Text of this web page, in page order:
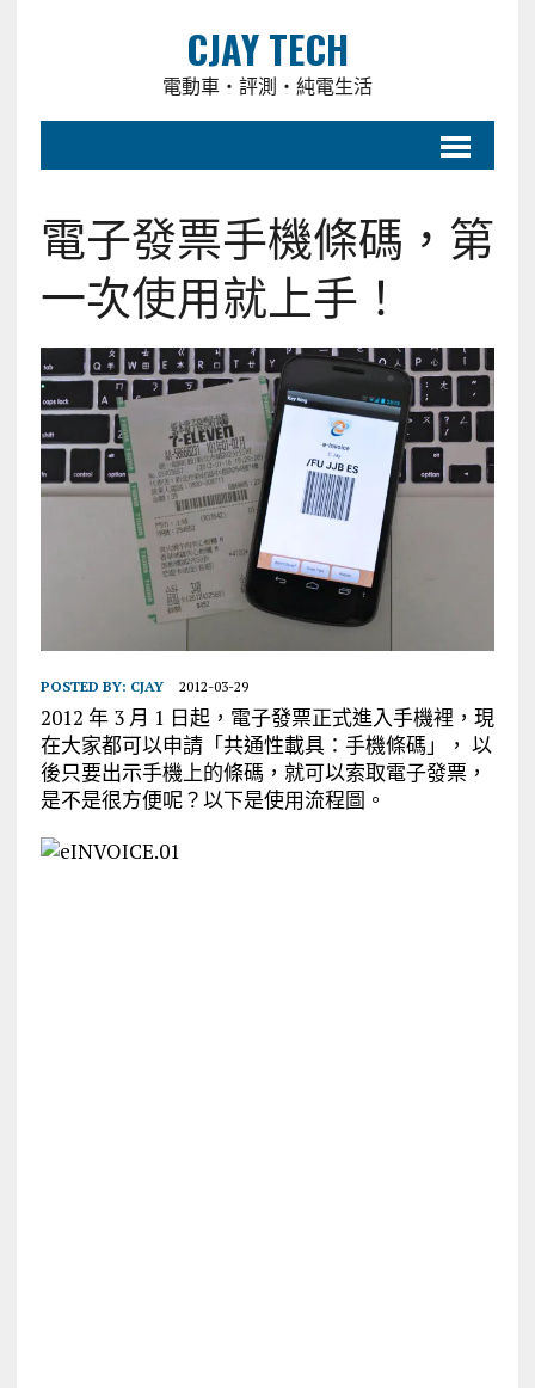
CJAY TECH
電動車・評測・純電生活
電子發票手機條碼，第
一次使用就上手！
POSTED BY: CJAY 2012-03-29
2012 年 3 月 1 日起，電子發票正式進入手機裡，現
在大家都可以申請「共通性載具：手機條碼」， 以
後只要出示手機上的條碼，就可以索取電子發票，
是不是很方便呢？以下是使用流程圖。